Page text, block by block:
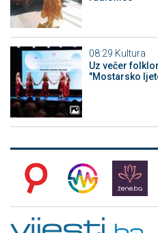
08:29 Kultura
Uz večer
"Mostarsko